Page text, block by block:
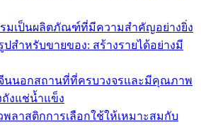
มเป็นผลิตภัณฑ์ที่มีความสำคัญอย่างยิ่ง
ปสำหรับขายของ: สร้างรายได้อย่างมี
นนอกสถานที่ที่ครบวงจรและมีคุณภาพ
งแช่น้ำแข็ง
ลาสติกการเลือกใช้ให้เหมาะสมกับ